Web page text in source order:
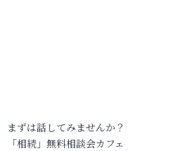
まずは話してみませんか？
「相続」無料相談会カフェ